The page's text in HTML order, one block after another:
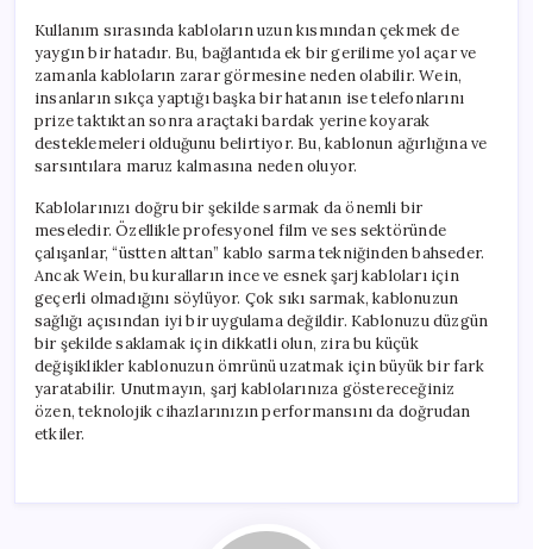
Kullanım sırasında kabloların uzun kısmından çekmek de
yaygın bir hatadır. Bu, bağlantıda ek bir gerilime yol açar ve
zamanla kabloların zarar görmesine neden olabilir. Wein,
insanların sıkça yaptığı başka bir hatanın ise telefonlarını
prize taktıktan sonra araçtaki bardak yerine koyarak
desteklemeleri olduğunu belirtiyor. Bu, kablonun ağırlığına ve
sarsıntılara maruz kalmasına neden oluyor.
Kablolarınızı doğru bir şekilde sarmak da önemli bir
meseledir. Özellikle profesyonel film ve ses sektöründe
çalışanlar, “üstten alttan” kablo sarma tekniğinden bahseder.
Ancak Wein, bu kuralların ince ve esnek şarj kabloları için
geçerli olmadığını söylüyor. Çok sıkı sarmak, kablonuzun
sağlığı açısından iyi bir uygulama değildir. Kablonuzu düzgün
bir şekilde saklamak için dikkatli olun, zira bu küçük
değişiklikler kablonuzun ömrünü uzatmak için büyük bir fark
yaratabilir. Unutmayın, şarj kablolarınıza göstereceğiniz
özen, teknolojik cihazlarınızın performansını da doğrudan
etkiler.